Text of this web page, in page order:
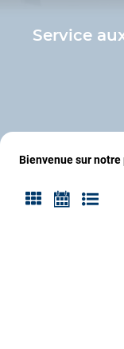
Service
Bienvenue sur